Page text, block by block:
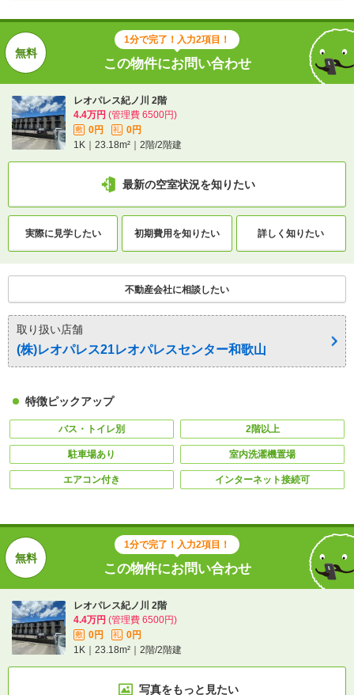
1分で完了！入力2項目！
この物件にお問い合わせ
レオパレス紀ノ川 2階
4.4万円 (管理費 6500円)
敷 0円 礼
0円
1K｜23.18m²｜2階/2階建
最新の空室状況を知りたい
実際に見学したい 初期費用を知りたい 詳しく知りたい
不動産会社に相談したい
取り扱い店舗
(株)レオパレス21レオパレスセンター和歌山
特徴ピックアップ
バス・トイレ別 2階以上
駐車場あり 室内洗濯機置場
エアコン付き インターネット接続可
1分で完了！入力2項目！
この物件にお問い合わせ
レオパレス紀ノ川 2階
4.4万円 (管理費 6500円)
敷 0円 礼
0円
1K｜23.18m²｜2階/2階建
写真をもっと見たい